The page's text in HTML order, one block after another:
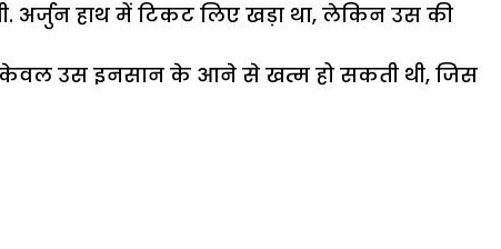
अर्जुन हाथ में टिकट लिए खड़ा था, लेकिन उस की
केवल उस इनसान के आने से खत्म हो सकती थी, जिस